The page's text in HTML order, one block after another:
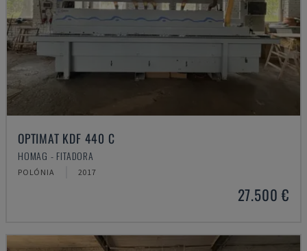
OPTIMAT KDF 440 C
HOMAG - FITADORA
POLÓNIA 2017
27.500 €